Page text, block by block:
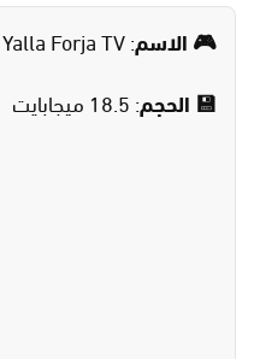
🎮 الاسم: Yalla Forja TV (يلا فرجة)
💾 الحجم: 18.5 ميجابايت